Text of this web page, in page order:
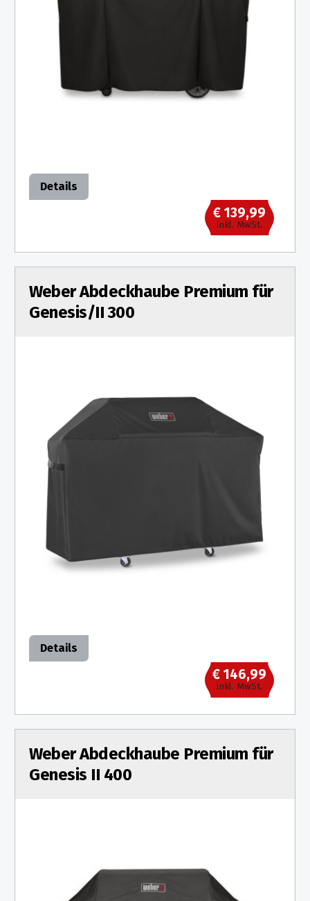
Details
€ 139,99
inkl. MwSt.
Weber Abdeckhaube Premium für
Genesis/II 300
Details
€ 146,99
inkl. MwSt.
Weber Abdeckhaube Premium für
Genesis II 400